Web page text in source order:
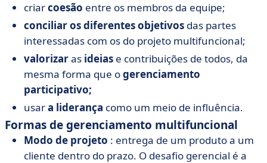
criarcoesão entre os membros da equipe;
conciliar os diferentes objetivos das partes
interessadas com os do projeto multifuncional;
valorizaras ideias e contribuições de todos, da
mesma forma que ogerenciamento
participativo;
usara liderança como um meio de influência.
Formas de gerenciamento multifuncional
Modo de projeto : entrega de um produto a um
cliente dentro do prazo. O desafio gerencial é a